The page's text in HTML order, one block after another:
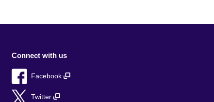
Connect with us
Facebook
Twitter